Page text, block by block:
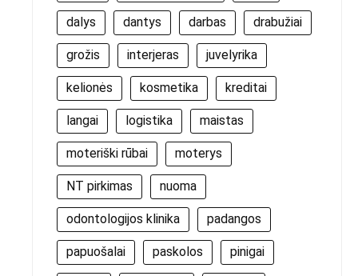
dalys dantys darbas drabužiai
grožis interjeras juvelyrika
kelionės kosmetika kreditai
langai logistika maistas
moteriški rūbai moterys
NT pirkimas nuoma
odontologijos klinika padangos
papuošalai paskolos pinigai